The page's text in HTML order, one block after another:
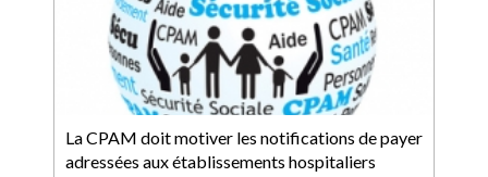
La CPAM doit motiver les notifications de payer
adressées aux établissements hospitaliers